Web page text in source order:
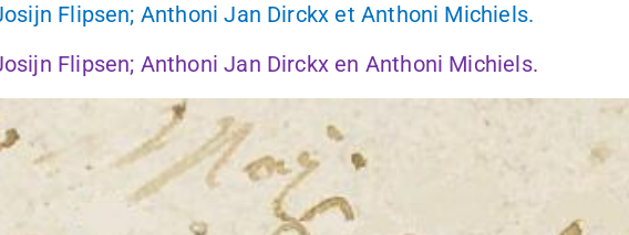
Flipsen; Anthoni Jan Dirckx et Anthoni Michiels.
Flipsen; Anthoni Jan Dirckx en Anthoni Michiels.